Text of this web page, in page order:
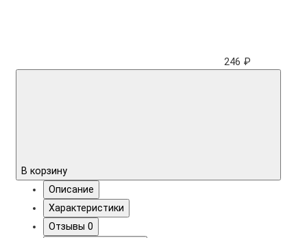
246 ₽
В корзину
Описание
Характеристики
Отзывы 0